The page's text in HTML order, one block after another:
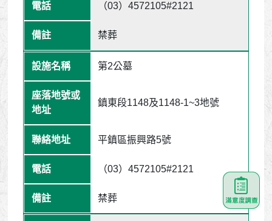
（03）4572105#2121
禁葬
第2公墓
鎮東段1148及1148-1~3地號
平鎮區振興路5號
（03）4572105#2121
禁葬